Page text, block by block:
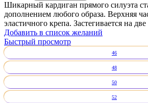
Шикарный кардиган прямого силуэта
дополнением любого образа. Верхняя
эластичного крепа. Застегивается на
Добавить в список желаний
Быстрый просмотр
46
48
50
52